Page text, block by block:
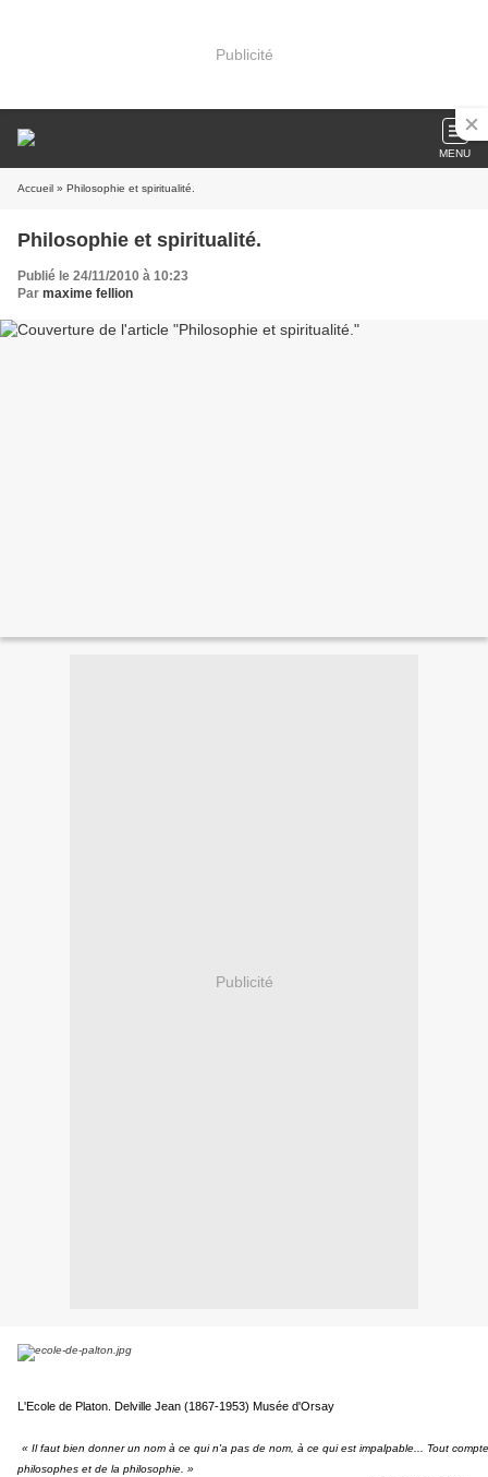
Publicité
MENU
Accueil » Philosophie et spiritualité.
Philosophie et spiritualité.
Publié le 24/11/2010 à 10:23
Par maxime fellion
Publicité
L'Ecole de Platon. Delville Jean (1867-1953) Musée d'Orsay
« Il faut bien donner un nom à ce qui n'a pas de nom, à ce qui est impalpable... Tout
philosophes et de la philosophie. »